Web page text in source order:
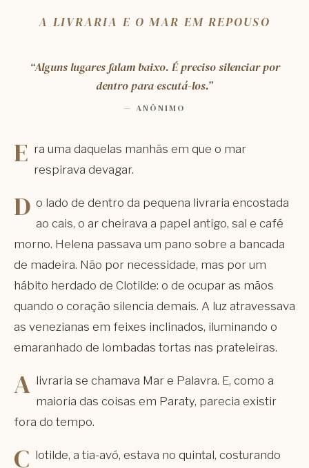
A LIVRARIA E O MAR EM REPOUSO
“Alguns lugares falam baixo. É preciso silenciar por
dentro para escutá-los.”
— ANÔNIMO
E ra uma daquelas manhãs em que o mar
respirava devagar.
D o lado de dentro da pequena livraria encostada
ao cais, o ar cheirava a papel antigo, sal e café
morno. Helena passava um pano sobre a bancada
de madeira. Não por necessidade, mas por um
hábito herdado de Clotilde: o de ocupar as mãos
quando o coração silencia demais. A luz atravessava
as venezianas em feixes inclinados, iluminando o
emaranhado de lombadas tortas nas prateleiras.
A livraria se chamava Mar e Palavra. E, como a
maioria das coisas em Paraty, parecia existir
fora do tempo.
C lotilde, a tia-avó, estava no quintal, costurando